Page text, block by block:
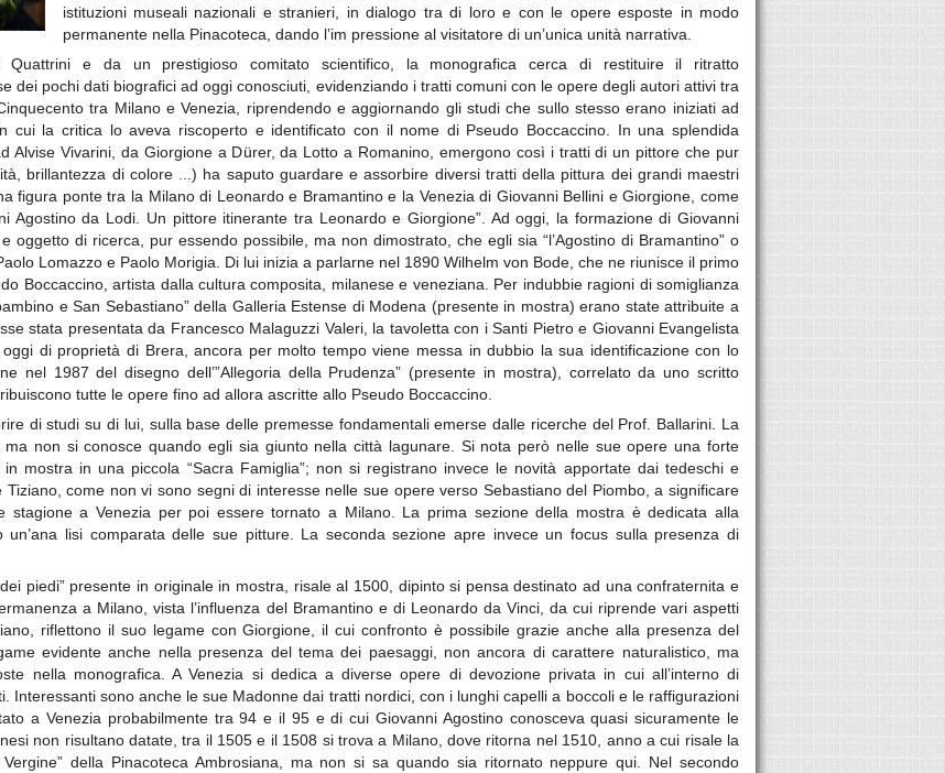
istituzioni museali nazionali e stranieri, in dialogo tra di loro e con le opere esposte in modo
permanente nella Pinacoteca, dando l’im pressione al visitatore di un’unica unità narrativa.
Quattrini e da un prestigioso comitato scientifico, la monografica cerca di restituire il ritratto
dei pochi dati biografici ad oggi conosciuti, evidenziando i tratti comuni con le opere degli autori attivi tra
tra Milano e Venezia, riprendendo e aggiornando gli studi che sullo stesso erano iniziati ad
cui la critica lo aveva riscoperto e identificato con il nome di Pseudo Boccaccino. In una splendida
Alvise Vivarini, da Giorgione a Dürer, da Lotto a Romanino, emergono così i tratti di un pittore che pur
brillantezza di colore ...) ha saputo guardare e assorbire diversi tratti della pittura dei grandi maestri
figura ponte tra la Milano di Leonardo e Bramantino e la Venezia di Giovanni Bellini e Giorgione, come
Agostino da Lodi. Un pittore itinerante tra Leonardo e Giorgione”. Ad oggi, la formazione di Giovanni
oggetto di ricerca, pur essendo possibile, ma non dimostrato, che egli sia “l’Agostino di Bramantino” o
Lomazzo e Paolo Morigia. Di lui inizia a parlarne nel 1890 Wilhelm von Bode, che ne riunisce il primo
Boccaccino, artista dalla cultura composita, milanese e veneziana. Per indubbie ragioni di somiglianza
e San Sebastiano” della Galleria Estense di Modena (presente in mostra) erano state attribuite a
stata presentata da Francesco Malaguzzi Valeri, la tavoletta con i Santi Pietro e Giovanni Evangelista
di proprietà di Brera, ancora per molto tempo viene messa in dubbio la sua identificazione con lo
nel 1987 del disegno dell’”Allegoria della Prudenza” (presente in mostra), correlato da uno scritto
tutte le opere fino ad allora ascritte allo Pseudo Boccaccino.
di studi su di lui, sulla base delle premesse fondamentali emerse dalle ricerche del Prof. Ballarini. La
non si conosce quando egli sia giunto nella città lagunare. Si nota però nelle sue opere una forte
mostra in una piccola “Sacra Famiglia”; non si registrano invece le novità apportate dai tedeschi e
come non vi sono segni di interesse nelle sue opere verso Sebastiano del Piombo, a significare
stagione a Venezia per poi essere tornato a Milano. La prima sezione della mostra è dedicata alla
un’ana lisi comparata delle sue pitture. La seconda sezione apre invece un focus sulla presenza di
piedi” presente in originale in mostra, risale al 1500, dipinto si pensa destinato ad una confraternita e
a Milano, vista l’influenza del Bramantino e di Leonardo da Vinci, da cui riprende vari aspetti
riflettono il suo legame con Giorgione, il cui confronto è possibile grazie anche alla presenza del
evidente anche nella presenza del tema dei paesaggi, non ancora di carattere naturalistico, ma
nella monografica. A Venezia si dedica a diverse opere di devozione privata in cui all’interno di
Interessanti sono anche le sue Madonne dai tratti nordici, con i lunghi capelli a boccoli e le raffigurazioni
a Venezia probabilmente tra 94 e il 95 e di cui Giovanni Agostino conosceva quasi sicuramente le
non risultano datate, tra il 1505 e il 1508 si trova a Milano, dove ritorna nel 1510, anno a cui risale la
della Pinacoteca Ambrosiana, ma non si sa quando sia ritornato neppure qui. Nel secondo